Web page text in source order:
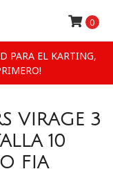
PARA EL KARTING,
0
VIRAGE 3
10
FIA